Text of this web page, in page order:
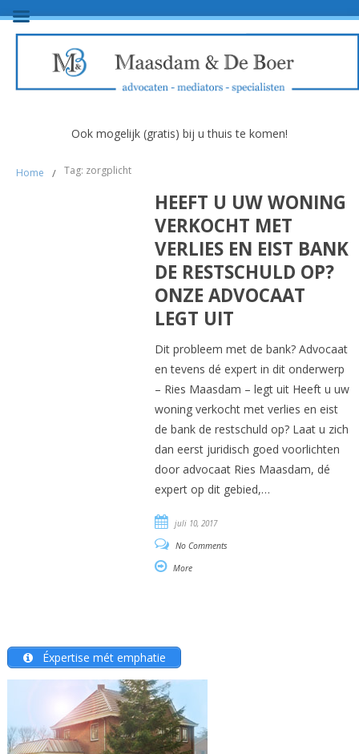
Ook mogelijk (gratis) bij u thuis te komen!
Home / Tag: zorgplicht
HEEFT U UW WONING
VERKOCHT MET
VERLIES EN EIST BANK
DE RESTSCHULD OP?
ONZE ADVOCAAT
LEGT UIT
Dit probleem met de bank? Advocaat
en tevens dé expert in dit onderwerp
– Ries Maasdam – legt uit Heeft u uw
woning verkocht met verlies en eist
de bank de restschuld op? Laat u zich
dan eerst juridisch goed voorlichten
door advocaat Ries Maasdam, dé
expert op dit gebied,…
juli 10, 2017
No Comments
More
Éxpertise mét emphatie